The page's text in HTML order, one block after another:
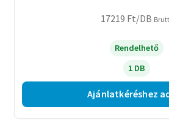
17219 Ft/DB
Rendelhető
1 DB
Ajánlatkéréshez